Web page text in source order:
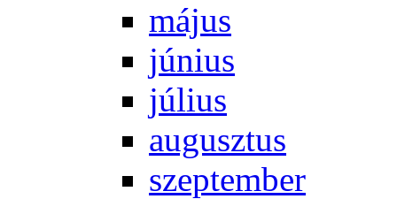
má­jus
jú­ni­us
jú­li­us
au­gusz­tus
szep­tem­ber